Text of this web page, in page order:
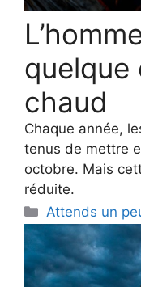
quelque
chaud
Chaque année,
tenus de mettre
octobre. Mais
réduite.
Categories
Attends un